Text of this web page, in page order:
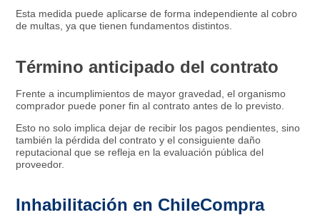
Esta medida puede aplicarse de forma independiente al cobro
de multas, ya que tienen fundamentos distintos.
Término anticipado del contrato
Frente a incumplimientos de mayor gravedad, el organismo
comprador puede poner fin al contrato antes de lo previsto.
Esto no solo implica dejar de recibir los pagos pendientes, sino
también la pérdida del contrato y el consiguiente daño
reputacional que se refleja en la evaluación pública del
proveedor.
Inhabilitación en ChileCompra